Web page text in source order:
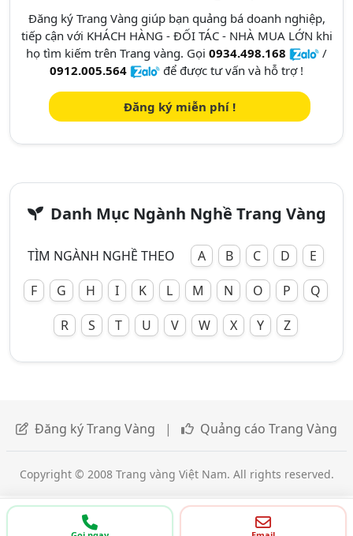
Đăng ký Trang Vàng giúp bạn quảng bá doanh nghiệp,
tiếp cận với KHÁCH HÀNG - ĐỐI TÁC - NHÀ MUA LỚN khi
họ tìm kiếm trên Trang vàng. Gọi 0934.498.168
/
0912.005.564
để được tư vấn và hỗ trợ !
Đăng ký miễn phí !
Danh Mục Ngành Nghề Trang Vàng
TÌM NGÀNH NGHỀ THEO A B C D
E
F
G H I K L M N O P
Q
R
S T U V W X Y Z
Đăng ký Trang Vàng | Quảng cáo Trang Vàng
Copyright © 2008 Trang vàng Việt Nam. All rights reserved.